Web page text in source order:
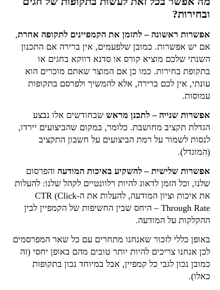
ובחירות?
אפשרות ראשונה – לתזמן את הקמפיינים לתקופה אחרת,
אם יש אפשרות. כמובן שלפעמים, אין ברירה אם התכנון
השנתי שלכם מוציא קורס או סדנא דווקא בחגים או
בתקופת בחירות. כמו כן אם המוצר שאתם מוכרים הוא
עונתי, אין לכם ברירה, אלא להמשיך ולפרסם בתקופות
עמוסות.
אפשרות שנייה – לתכנן מראש שבחודשים אלו נבצע
הגדלת תקציב מחושבת. כלומר, במקום שהביצועים יירדו,
לנסות לשמור על רמת הביצועים על חשבון התקציב
(המוגדל).
אפשרות שלישית – להשקיע באיכות המודעה והפרסום
שלנו, וכל הזמן לדאוג להיות רלוונטיים לקהל שלנו: להעלות
את איכות וציון המודעה, להעלות את ה-CTR (Click
Through Rate – היחס שבין החשיפות של הקמפיין לבין
ההקלקות על המודעה.
באופן כללי לזכור שאנחנו מתחרים עם כל שאר המפרסמים
לכן אנחנו צריכים להיות יותר טובים מהם באופן יחסי (זה
כמובן נכון לגבי כל קמפיין, אבל במיוחד נכון בתקופות
כאלו).